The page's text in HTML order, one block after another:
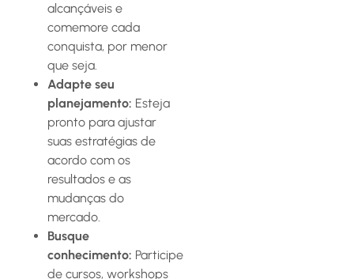
alcançáveis e
comemore cada
conquista, por menor
que seja.
Adapte seu
planejamento: Esteja
pronto para ajustar
suas estratégias de
acordo com os
resultados e as
mudanças do
mercado.
Busque
conhecimento: Participe
de cursos, workshops